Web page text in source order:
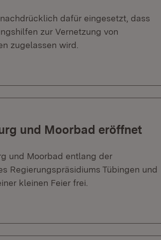
dafür eingesetzt, dass
zur Vernetzung von
zugelassen wird.
und Moorbad eröffnet
und Moorbad entlang der
Regierungspräsidiums Tübingen und
kleinen Feier frei.